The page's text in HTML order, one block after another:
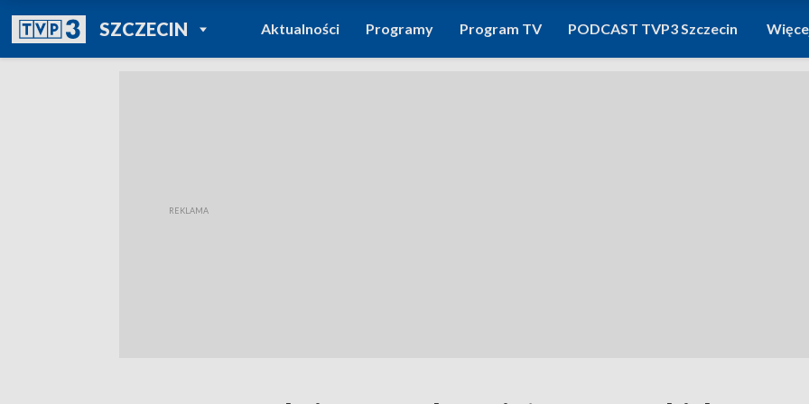
SZCZECINPOWRÓT DO
TVP REGIONY
Aktualności Programy Program TV PODCAST TVP3 Szczecin